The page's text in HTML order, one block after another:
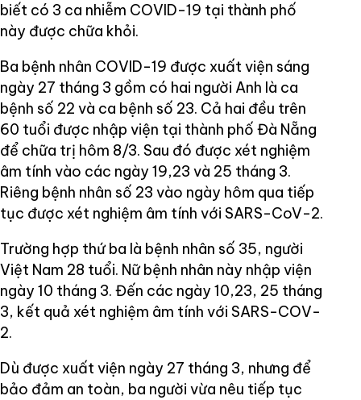
biết có 3 ca nhiễm COVID-19 tại thành phố
này được chữa khỏi.
Ba bệnh nhân COVID-19 được xuất viện sáng
ngày 27 tháng 3 gồm có hai người Anh là ca
bệnh số 22 và ca bệnh số 23. Cả hai đều trên
60 tuổi được nhập viện tại thành phố Đà Nẵng
để chữa trị hôm 8/3. Sau đó được xét nghiệm
âm tính vào các ngày 19,23 và 25 tháng 3.
Riêng bệnh nhân số 23 vào ngày hôm qua tiếp
tục được xét nghiệm âm tính với SARS-CoV-2.
Trường hợp thứ ba là bệnh nhân số 35, người
Việt Nam 28 tuổi. Nữ bệnh nhân này nhập viện
ngày 10 tháng 3. Đến các ngày 10,23, 25 tháng
3, kết quả xét nghiệm âm tính với SARS-COV-
2.
Dù được xuất viện ngày 27 tháng 3, nhưng để
bảo đảm an toàn, ba người vừa nêu tiếp tục